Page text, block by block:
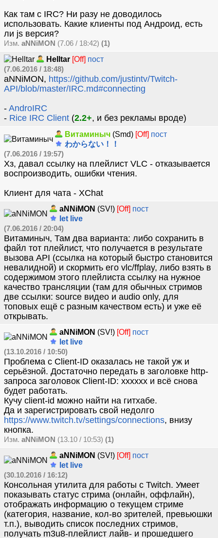
Как там с IRC? Ни разу не доводилось
использовать. Какие клиенты под Андроид, есть
ли js версия?
Изм. aNNiMON (7.06 / 18:42) (1)
Helltar [Off] пост
(7.06.2016 / 18:48)
aNNiMON, https://github.com/justintv/Twitch-
API/blob/master/IRC.md#connecting
- AndroIRC
- Rice IRC Client (2.2+, и без рекламы вроде)
Витаминыч (Smd) [Off] пост
わからない！！
(7.06.2016 / 19:57)
Хз, давал ссылку на плейлист VLC - отказывается
воспроизводить, ошибки чтения.
Клиент для чата - XChat
aNNiMON (SV!) [Off] пост
let live
(7.06.2016 / 20:04)
Витаминыч, Там два варианта: либо сохранить в
файл тот плейлист, что получается в результате
вызова API (ссылка на который быстро становится
невалидной) и скормить его vlc/ffplay, либо взять в
содержимом этого плейлиста ссылку на нужное
качество трансляции (там для обычных стримов
две ссылки: source видео и audio only, для
топовых ещё с разным качеством есть) и уже её
открывать.
aNNiMON (SV!) [Off] пост
let live
(13.10.2016 / 10:50)
Проблема с Client-ID оказалась не такой уж и
серьёзной. Достаточно передать в заголовке http-
запроса заголовок Client-ID: xxxxxx и всё снова
будет работать.
Кучу client-id можно найти на гитхабе.
Да и зарегистрировать свой недолго
https://www.twitch.tv/settings/connections, внизу
кнопка.
Изм. aNNiMON (13.10 / 10:53) (1)
aNNiMON (SV!) [Off] пост
let live
(30.10.2016 / 16:12)
Консольная утилита для работы с Twitch. Умеет
показывать статус стрима (онлайн, оффлайн),
отображать информацию о текущем стриме
(категория, название, кол-во зрителей, превьюшки
т.п.), выводить список последних стримов,
получать m3u8-плейлист лайв- и прошедшего